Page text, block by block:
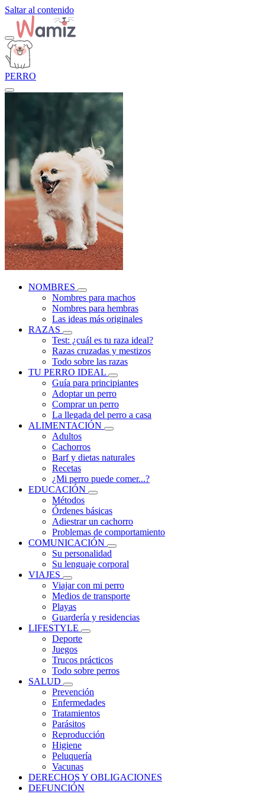
Saltar al contenido
PERRO
NOMBRES
Nombres para machos
Nombres para hembras
Las ideas más originales
RAZAS
Test: ¿cuál es tu raza ideal?
Razas cruzadas y mestizos
Todo sobre las razas
TU PERRO IDEAL
Guía para principiantes
Adoptar un perro
Comprar un perro
La llegada del perro a casa
ALIMENTACIÓN
Adultos
Cachorros
Barf y dietas naturales
Recetas
¿Mi perro puede comer...?
EDUCACIÓN
Métodos
Órdenes básicas
Adiestrar un cachorro
Problemas de comportamiento
COMUNICACIÓN
Su personalidad
Su lenguaje corporal
VIAJES
Viajar con mi perro
Medios de transporte
Playas
Guardería y residencias
LIFESTYLE
Deporte
Juegos
Trucos prácticos
Todo sobre perros
SALUD
Prevención
Enfermedades
Tratamientos
Parásitos
Reproducción
Higiene
Peluquería
Vacunas
DERECHOS Y OBLIGACIONES
DEFUNCIÓN